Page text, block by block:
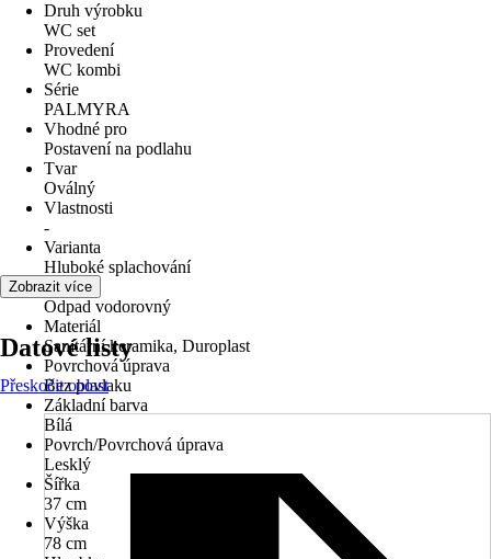
Druh výrobku
WC set
Provedení
WC kombi
Série
PALMYRA
Vhodné pro
Postavení na podlahu
Tvar
Oválný
Vlastnosti
-
Varianta
Hluboké splachování
Odpad
Odpad vodorovný
Materiál
Sanitární keramika, Duroplast
Povrchová úprava
Bez povlaku
Základní barva
Bílá
Povrch/Povrchová úprava
Lesklý
Šířka
37 cm
Výška
78 cm
Zobrazit více
Datové listy
Přeskočit oblast